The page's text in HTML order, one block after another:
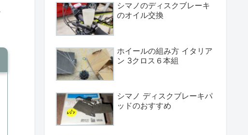
シマノのディスクブレーキ
のオイル交換
ホイールの組み方 イタリア
ン 3クロス６本組
シマノ ディスクブレーキパ
ッドのおすすめ